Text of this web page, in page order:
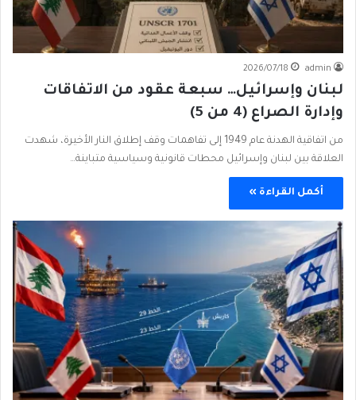
admin
2026/07/18
لبنان وإسرائيل… سبعة عقود من الاتفاقات
وإدارة الصراع (4 من 5)
من اتفاقية الهدنة عام 1949 إلى تفاهمات وقف إطلاق النار الأخيرة، شهدت
العلاقة بين لبنان وإسرائيل محطات قانونية وسياسية متباينة…
أكمل القراءة »